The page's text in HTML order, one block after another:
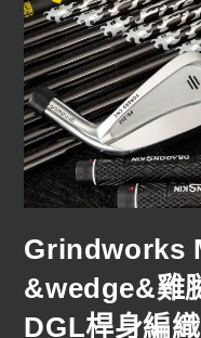
Grindworks
&wedge&雞
DGL桿身編